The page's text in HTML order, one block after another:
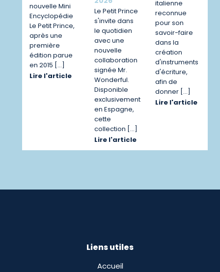
nouvelle Mini
Encyclopédie
Le Petit Prince,
après une
première
édition parue
en 2015 […]
Lire l'article
Le Petit Prince
s'invite dans
le quotidien
avec une
nouvelle
collaboration
signée Mr.
Wonderful.
Disponible
exclusivement
en Espagne,
cette
collection […]
Lire l'article
italienne
reconnue
pour son
savoir-faire
dans la
création
d'instruments
d'écriture,
afin de
donner […]
Lire l'article
Liens utiles
Accueil